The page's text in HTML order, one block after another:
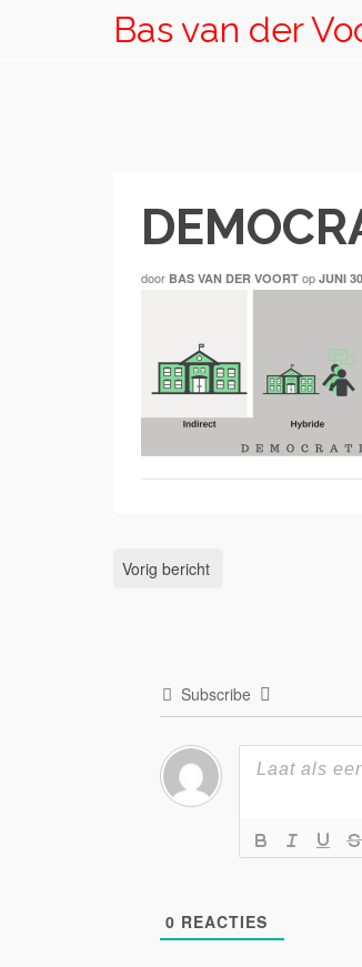
Bas van der
door BAS VAN DER VOORT op JUNI
Vorig bericht
Subscribe
0 REACTIES